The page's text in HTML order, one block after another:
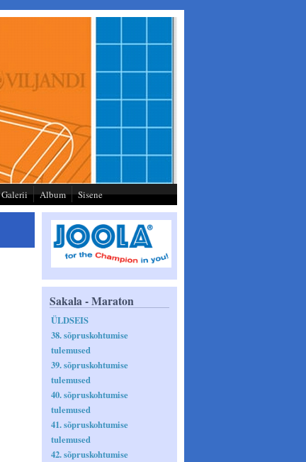
Galerii Album Sisene
Sakala - Maraton
ÜLDSEIS
38. sõpruskohtumise
tulemused
39. sõpruskohtumise
tulemused
40. sõpruskohtumise
tulemused
41. sõpruskohtumise
tulemused
42. sõpruskohtumise